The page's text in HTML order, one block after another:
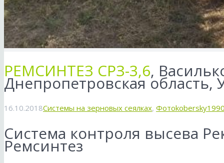
РЕМСИНТЕЗ СРЗ-3,6,
Днепропетровская область,
16.10.2018Системы на зерновых сеялках, Фото
Система контроля высева
Ремсинтез